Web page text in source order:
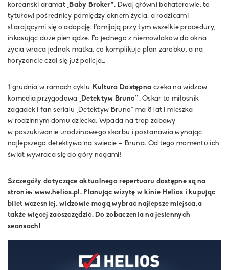
koreański dramat„Baby Broker”. Dwaj główni bohaterowie, to
tytułowi pośrednicy pomiędzy oknem życia, a rodzicami
starającymi się o adopcję. Pomijają przy tym wszelkie procedury,
inkasując duże pieniądze. Po jednego z niemowlaków do okna
życia wraca jednak matka, co komplikuje plan zarobku, a na
horyzoncie czai się już policja…
1 grudnia w ramach cyklu Kultura Dostępna czeka na widzów
komedia przygodowa
„Detektyw Bruno”.Oskar to miłośnik
zagadek i fan serialu „Detektyw Bruno” ma 8 lat i mieszka
w rodzinnym domu dziecka. Wpada na trop zabawy
w poszukiwanie urodzinowego skarbu i postanawia wynająć
najlepszego detektywa na świecie – Bruna. Od tego momentu ich
świat wywraca się do góry nogami!
Szczegóły dotyczące aktualnego repertuaru dostępne są na
stronie: www.helios.pl . Planując wizytę w kinie Helios i kupując
bilet wcześniej, widzowie mogą wybrać najlepsze miejsca,a
także więcej zaoszczędzić. Do zobaczenia na jesiennych
seansach!